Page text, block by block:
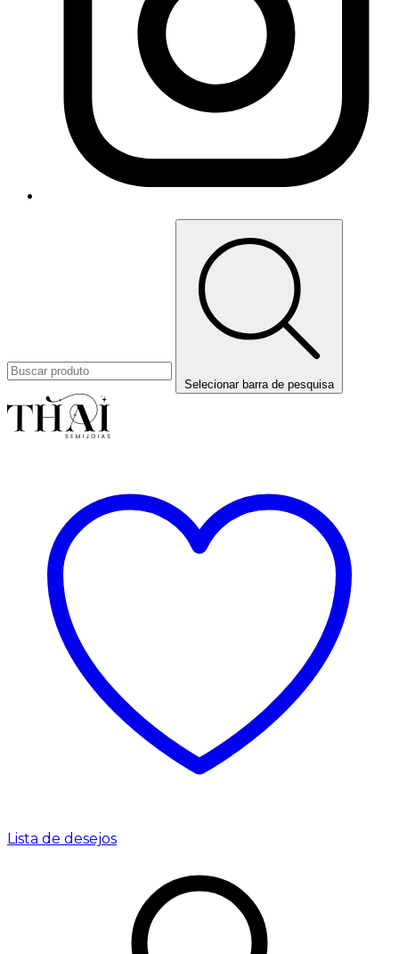
Selecionar barra de pesquisa
Lista de desejos